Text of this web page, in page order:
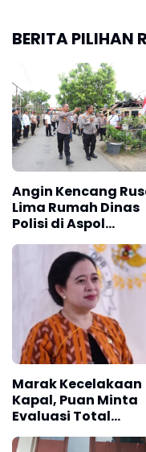
BERITA PILIHAN
Angin Kencang
Lima Rumah Dinas
Polisi di Aspol
Marak Kecelakaan
Kapal, Puan Minta
Evaluasi Total
Transportasi Laut